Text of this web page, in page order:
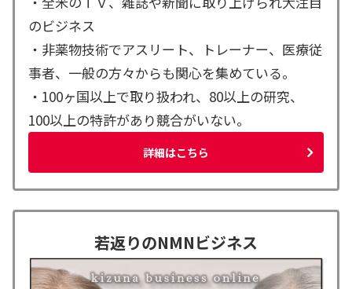
のビジネス
・非薬物技術でアスリート、トレーナー、医療従
事者、一般の方々からも関心を集めている。
・100ヶ国以上で取り扱われ、80以上の研究、
100以上の特許があり競合がいない。
詳細はこちら
若返りのNMNビジネス